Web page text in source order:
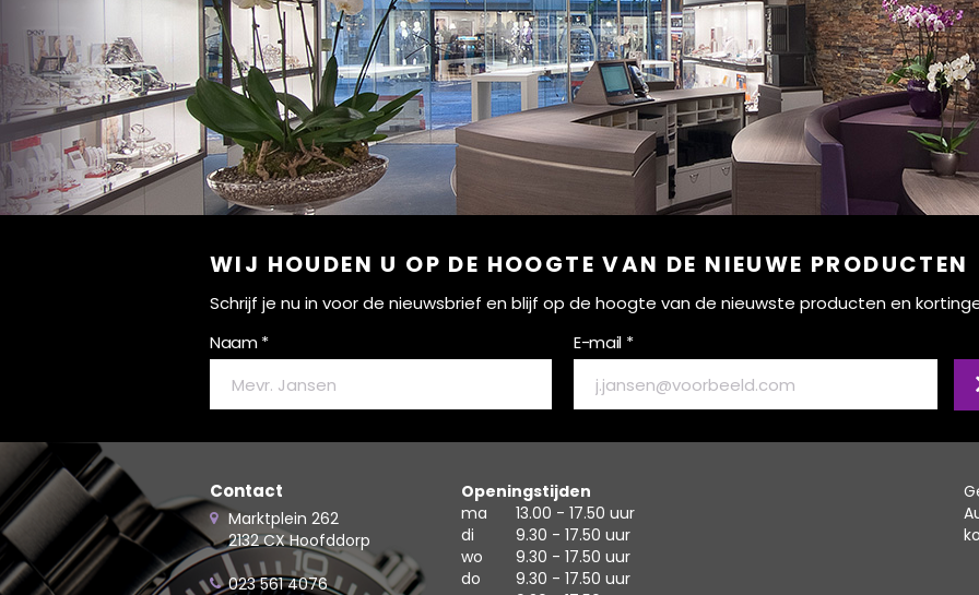
WIJ HOUDEN U OP DE HOOGTE VAN DE NIEUWE PRODUCTEN
Schrijf je nu in voor de nieuwsbrief en blijf op de hoogte van de nieuwste producten en
Naam *
E-mail *
Contact
Marktplein 262
2132 CX Hoofddorp
023 561 4076
Openingstijden
ma
13.00 - 17.50 uur
di
9.30 - 17.50 uur
wo
9.30 - 17.50 uur
do
9.30 - 17.50 uur